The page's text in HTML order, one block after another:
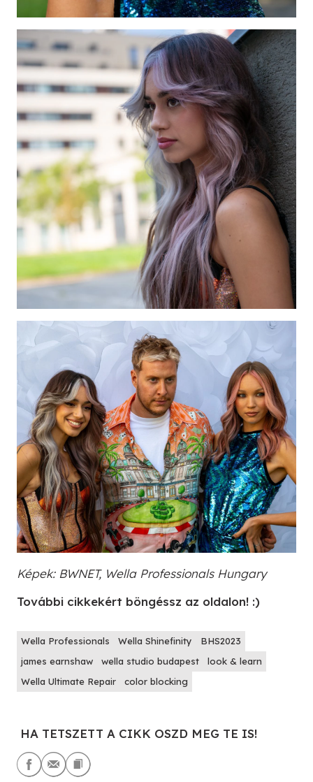
Képek: BWNET, Wella Professionals Hungary
További cikkekért böngéssz az oldalon! :)
Wella Professionals Wella Shinefinity
BHS2023
james earnshaw
wella studio budapest
look & learn
Wella Ultimate Repair
color blocking
HA TETSZETT A CIKK OSZD MEG TE IS!